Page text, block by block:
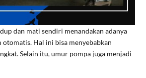
dan mati sendiri menandakan adanya
otomatis. Hal ini bisa menyebabkan
Selain itu, umur pompa juga menjadi